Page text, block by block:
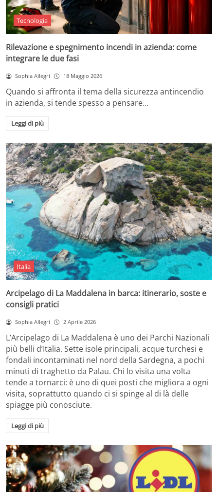
Tecnologia
Rilevazione e spegnimento incendi in azienda: come
integrare le due fasi
Sophia Allegri 18 Maggio 2026
Quando si affronta il tema della sicurezza antincendio
in azienda, si tende spesso a pensare…
Leggi di più
Italia
Arcipelago di La Maddalena in barca: itinerario, soste e
consigli pratici
Sophia Allegri 2 Aprile 2026
L’Arcipelago di La Maddalena è uno dei Parchi Nazionali
più belli d’Italia. Sette isole principali, acque turchesi e
fondali incontaminati nel nord della Sardegna, a pochi
minuti di traghetto da Palau. Chi lo visita una volta
tende a tornarci: è uno di quei posti che migliora a ogni
visita, soprattutto quando ci si spinge al di là delle
spiagge più conosciute.
Leggi di più